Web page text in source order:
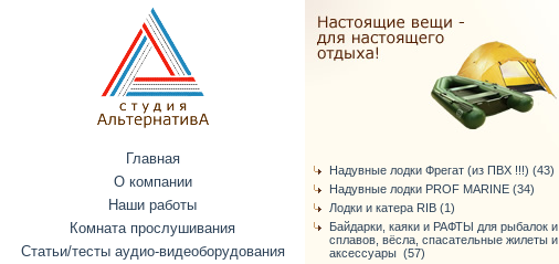
Главная
О компании
Наши работы
Комната прослушивания
Статьи/тесты аудио-видеоборудования
Надувные лодки Фрегат (из ПВХ !!!) (43)
Надувные лодки PROF MARINE (34)
Лодки и катера RIB (1)
Байдарки, каяки и РАФТЫ для рыбалок и
сплавов, вёсла, спасательные жилеты и
аксессуары (57)